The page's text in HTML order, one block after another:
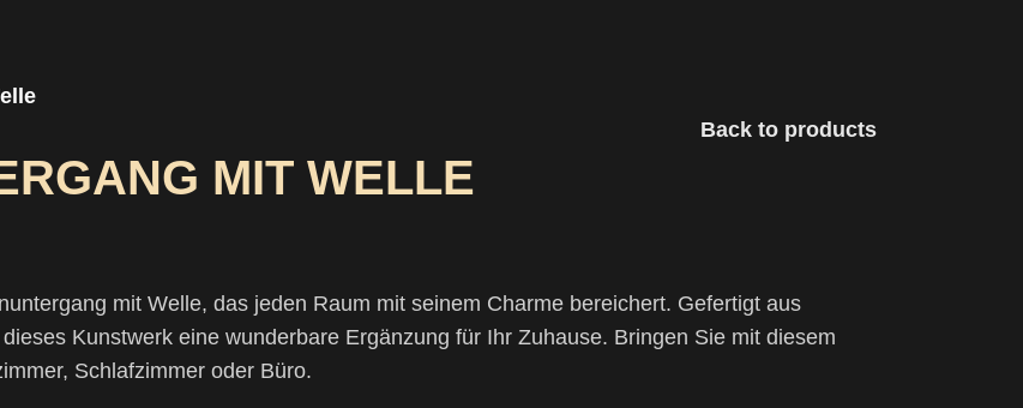
Back to products
MIT WELLE
mit Welle, das jeden Raum mit seinem Charme bereichert. Gefertigt aus
Kunstwerk eine wunderbare Ergänzung für Ihr Zuhause. Bringen Sie mit diesem
Schlafzimmer oder Büro.